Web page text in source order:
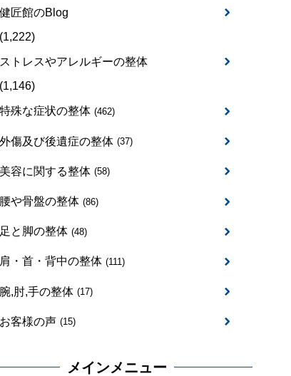
健匠館のBlog
(1,222)
ストレスやアレルギーの整体
(1,146)
特殊な症状の整体 (462)
外傷及び後遺症の整体 (37)
美容に関する整体 (58)
腰や骨盤の整体 (86)
足と脚の整体 (48)
肩・首・背中の整体 (111)
腕,肘,手の整体 (17)
お客様の声 (15)
メインメニュー